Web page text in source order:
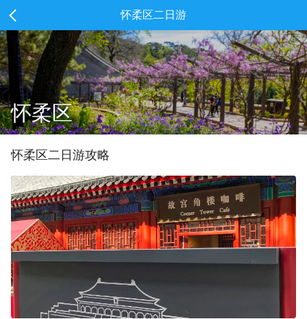
怀柔区二日游
怀柔区
怀柔区二 日游攻略